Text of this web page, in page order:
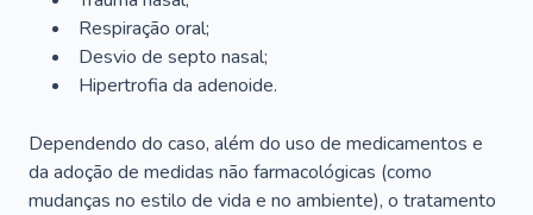
Respiração oral;
Desvio de septo nasal;
Hipertrofia da adenoide.
Dependendo do caso, além do uso de medicamentos e
da adoção de medidas não farmacológicas (como
mudanças no estilo de vida e no ambiente), o tratamento